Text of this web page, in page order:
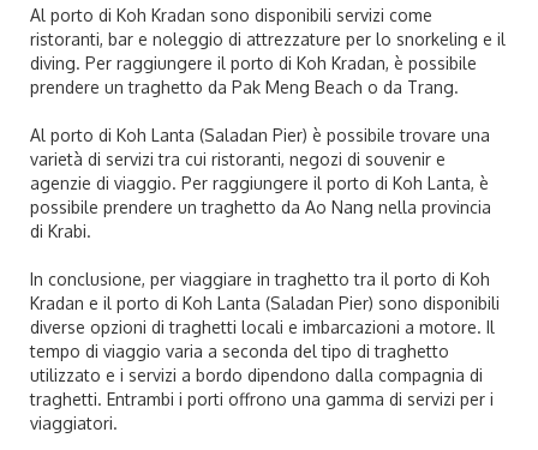
Al porto di Koh Kradan sono disponibili servizi come
ristoranti, bar e noleggio di attrezzature per lo snorkeling e il
diving. Per raggiungere il porto di Koh Kradan, è possibile
prendere un traghetto da Pak Meng Beach o da Trang.
Al porto di Koh Lanta (Saladan Pier) è possibile trovare una
varietà di servizi tra cui ristoranti, negozi di souvenir e
agenzie di viaggio. Per raggiungere il porto di Koh Lanta, è
possibile prendere un traghetto da Ao Nang nella provincia
di Krabi.
In conclusione, per viaggiare in traghetto tra il porto di Koh
Kradan e il porto di Koh Lanta (Saladan Pier) sono disponibili
diverse opzioni di traghetti locali e imbarcazioni a motore. Il
tempo di viaggio varia a seconda del tipo di traghetto
utilizzato e i servizi a bordo dipendono dalla compagnia di
traghetti. Entrambi i porti offrono una gamma di servizi per i
viaggiatori.